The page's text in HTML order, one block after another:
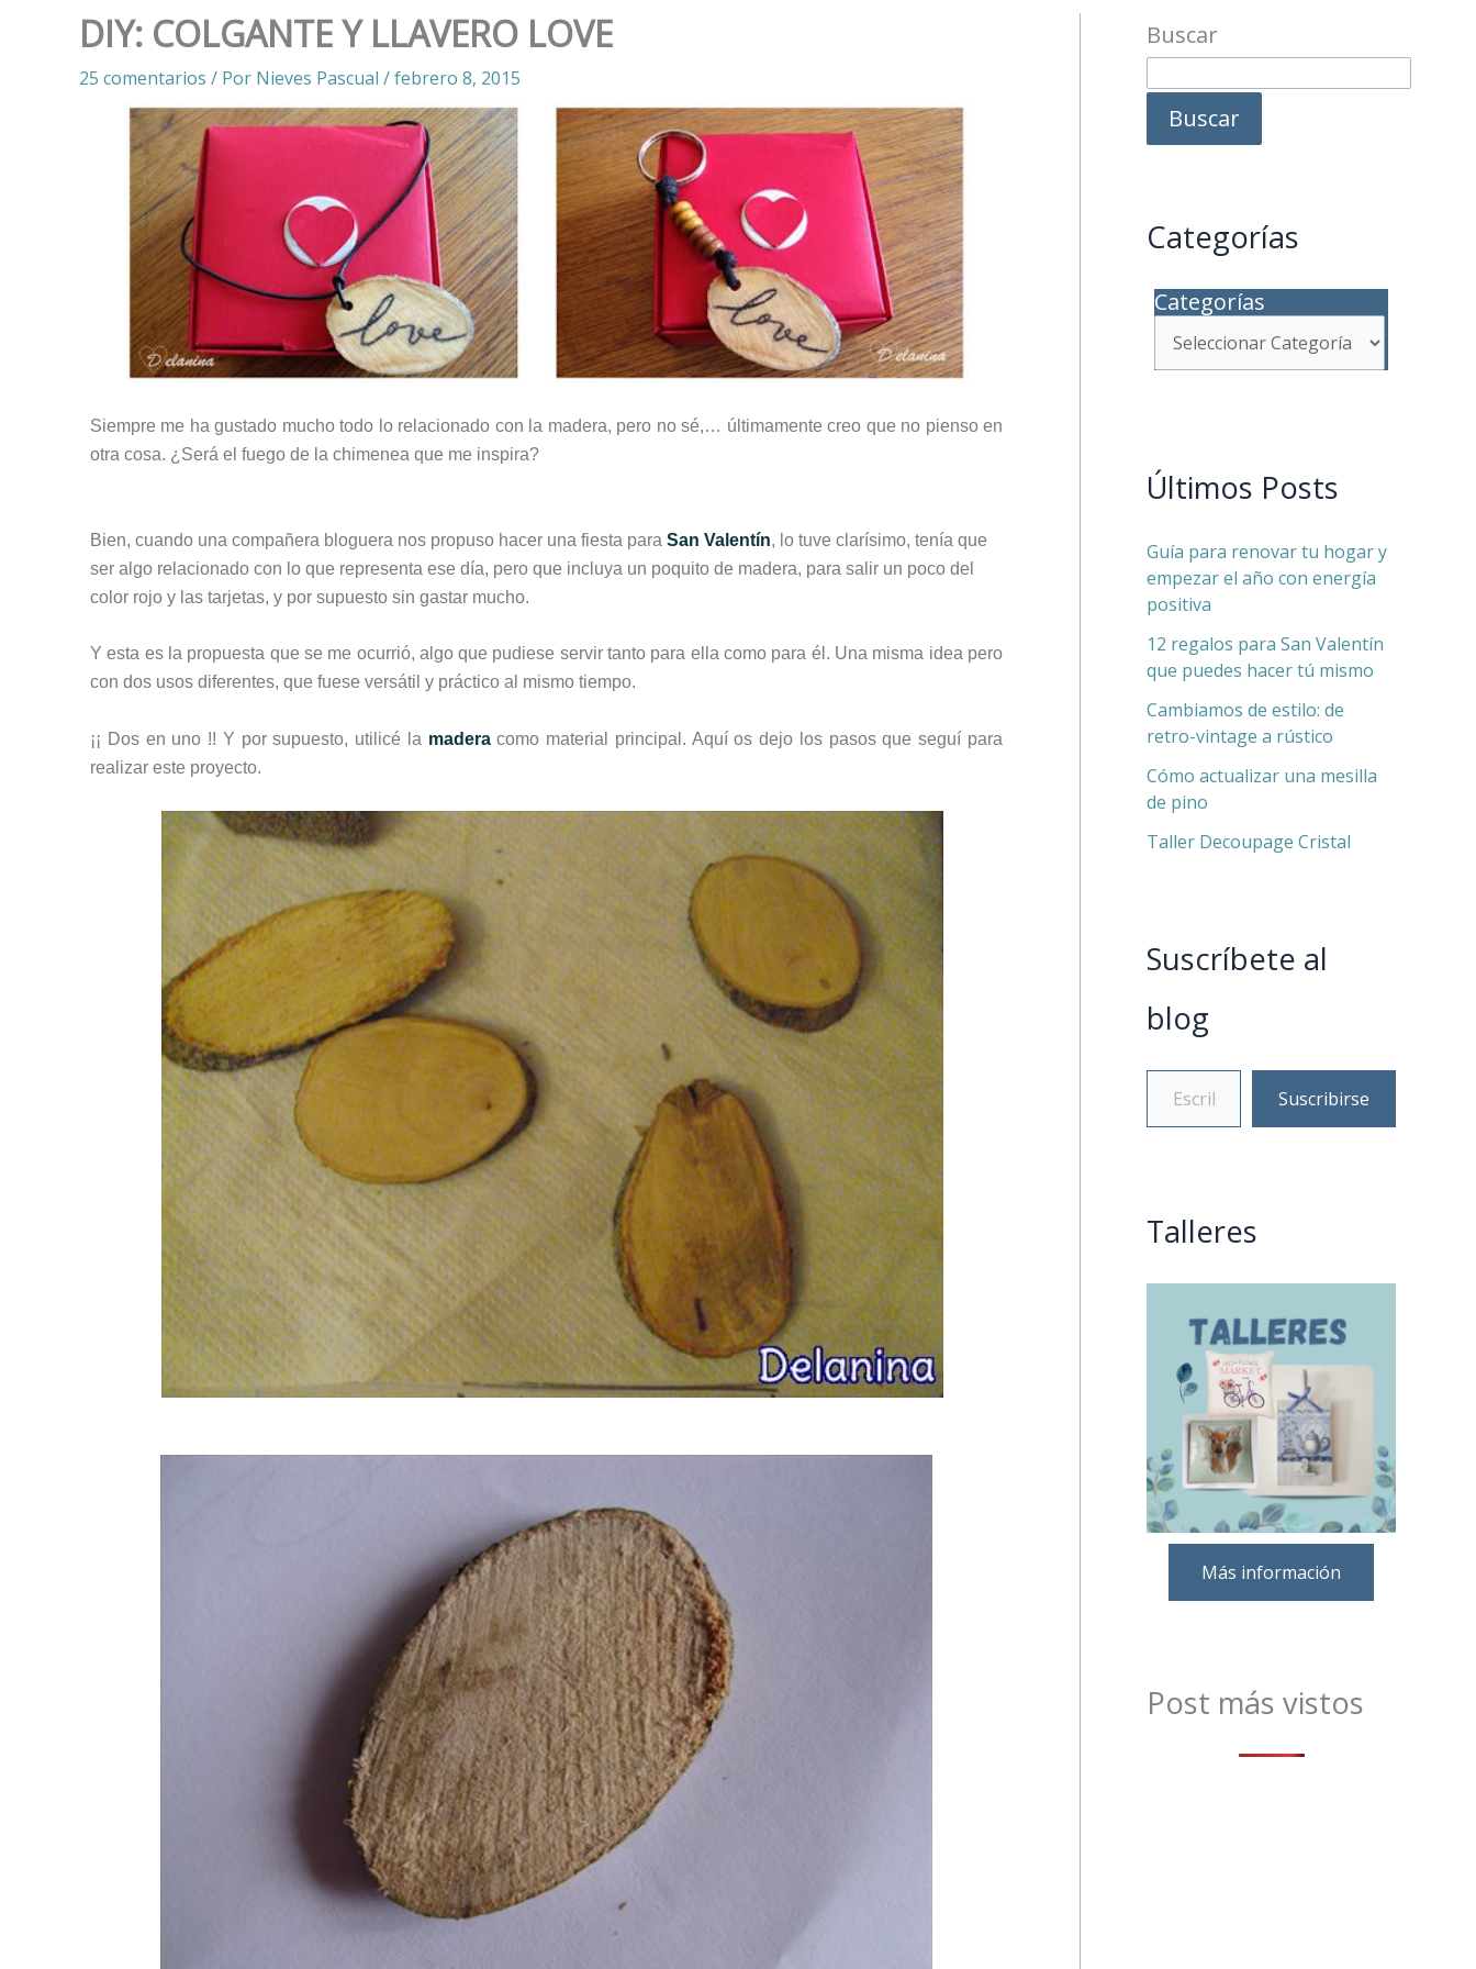
DIY: COLGANTE Y LLAVERO LOVE
25 comentarios / Por Nieves Pascual /febrero 8, 2015
Siempre me ha gustado mucho todo lo relacionado con la madera, pero no sé,… últimamente creo que no pienso en
otra cosa. ¿Será el fuego de la chimenea que me inspira?
Bien, cuando una compañera bloguera nos propuso hacer una fiesta para San Valentín, lo tuve clarísimo, tenía que
ser algo relacionado con lo que representa ese día, pero que incluya un poquito de madera, para salir un poco del
color rojo y las tarjetas, y por supuesto sin gastar mucho.
Y esta es la propuesta que se me ocurrió, algo que pudiese servir tanto para ella como para él. Una misma idea pero
con dos usos diferentes, que fuese versátil y práctico al mismo tiempo.
¡¡ Dos en uno !! Y por supuesto, utilicé la maderacomo material principal. Aquí os dejo los pasos que seguí para
realizar este proyecto.
Buscar
Buscar
Categorías
Categorías
Últimos Posts
Guía para renovar tu hogar y
empezar el año con energía
positiva
12 regalos para San Valentín
que puedes hacer tú mismo
Cambiamos de estilo: de
retro-vintage a rústico
Cómo actualizar una mesilla
de pino
Taller Decoupage Cristal
Suscríbete al
blog
Suscribirse
Talleres
Más información
Post más vistos